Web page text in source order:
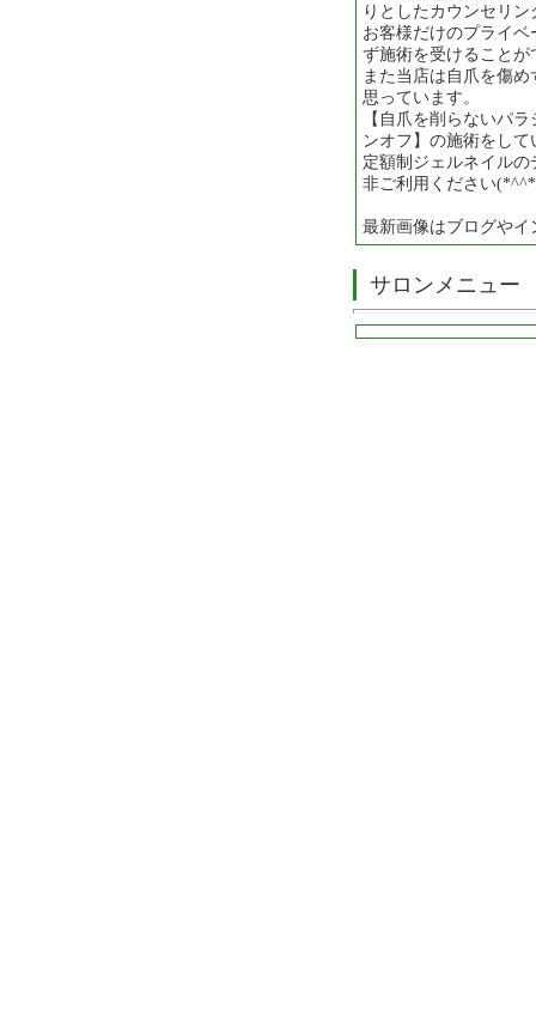
りとしたカウンセリ
お客様だけのプライ
ず施術を受けることが
また当店は自爪を傷
思っています。
【自爪を削らないパ
ンオフ】の施術をして
定額制ジェルネイル
非ご利用ください
最新画像はブログや
サロンメニュー